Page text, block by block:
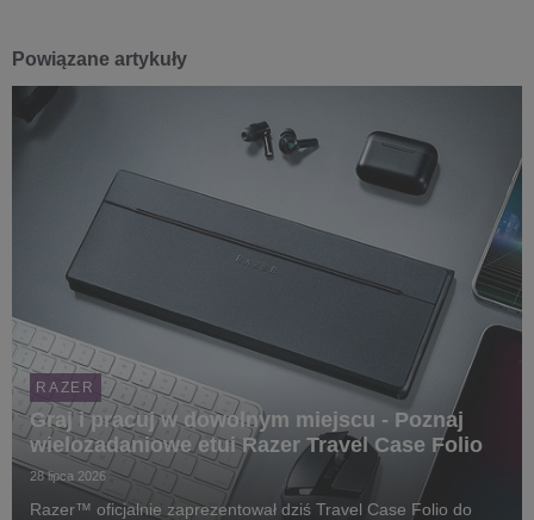
Powiązane artykuły
RAZER
Graj i pracuj w dowolnym miejscu - Poznaj
wielozadaniowe etui Razer Travel Case Folio
28 lipca 2026
Razer™ oficjalnie zaprezentował dziś Travel Case Folio do